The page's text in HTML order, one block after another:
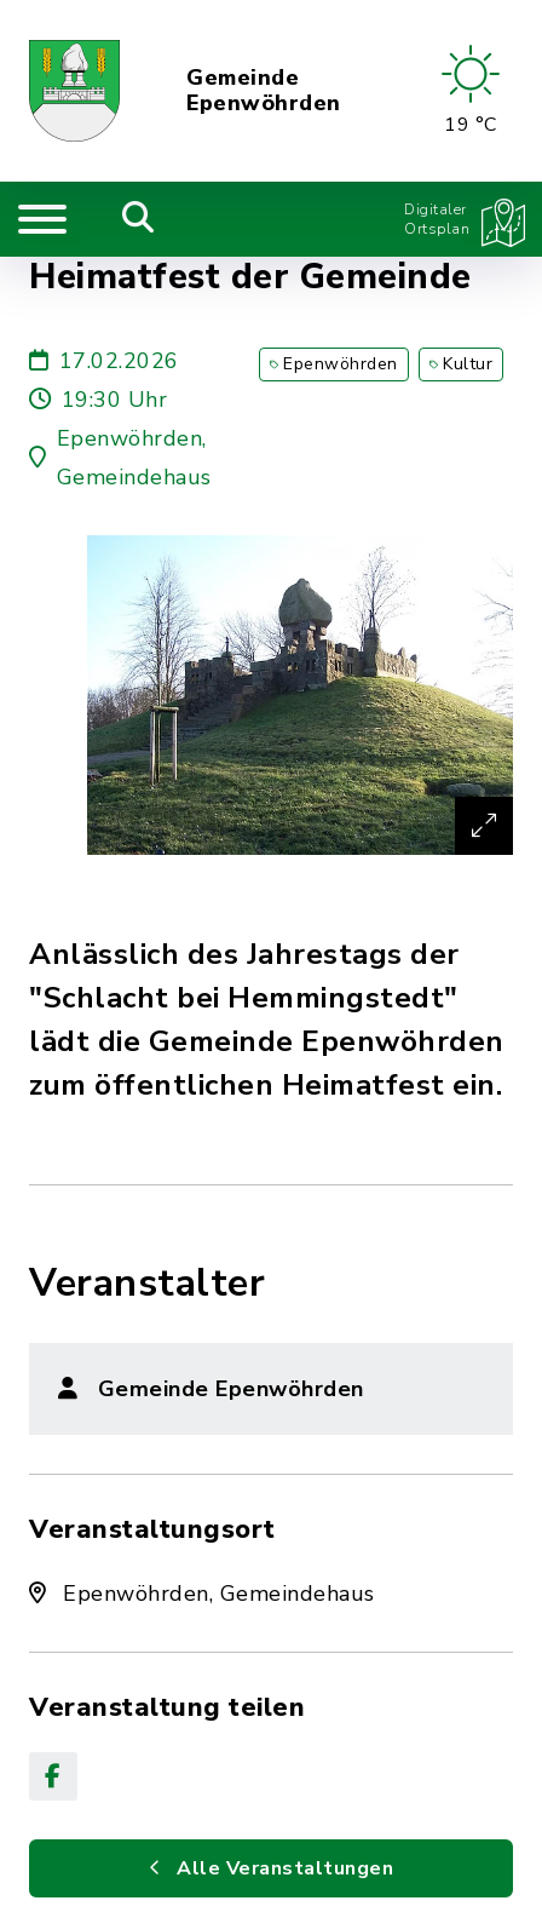
Gemeinde
Epenwöhrden
19 °C
Digitaler
Ortsplan
Heimatfest der Gemeinde
17.02.2026
19:30 Uhr
Epenwöhrden,
Gemeindehaus
Epenwöhrden Kultur
Anlässlich des Jahrestags der
"Schlacht bei Hemmingstedt"
lädt die Gemeinde Epenwöhrden
zum öffentlichen Heimatfest ein.
Veranstalter
Gemeinde Epenwöhrden
Veranstaltungsort
Epenwöhrden, Gemeindehaus
Veranstaltung teilen
Alle Veranstaltungen